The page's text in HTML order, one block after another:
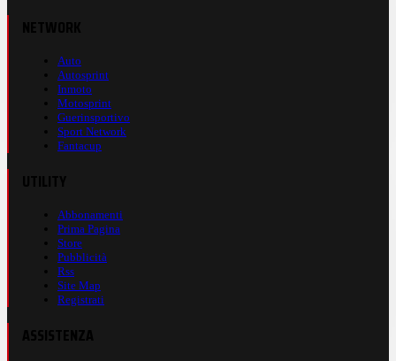
Auto
Autosprint
Inmoto
Motosprint
Guerinsportivo
Sport Network
Fantacup
Abbonamenti
Prima Pagina
Store
Pubblicità
Rss
Site Map
Registrati